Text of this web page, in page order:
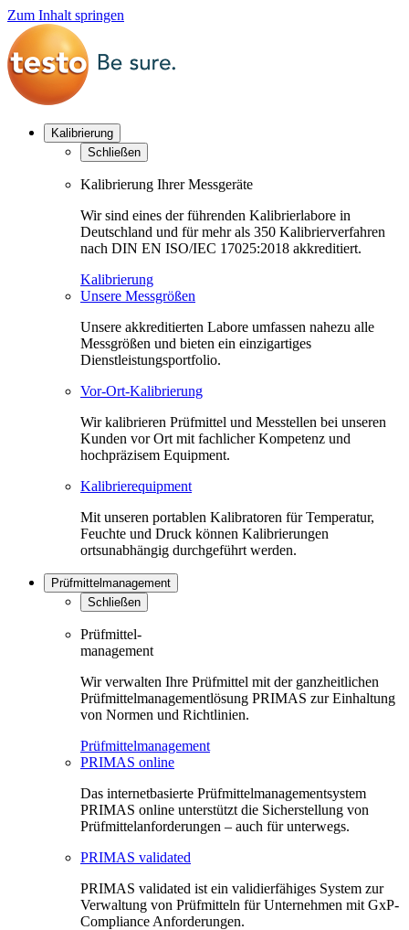
Zum Inhalt springen
Kalibrierung
Schließen
Kalibrierung Ihrer Messgeräte
Wir sind eines der führenden Kalibrierlabore in
Deutschland und für mehr als 350 Kalibrierverfahren
nach DIN EN ISO/IEC 17025:2018 akkreditiert.
Kalibrierung
Unsere Messgrößen
Unsere akkreditierten Labore umfassen nahezu alle
Messgrößen und bieten ein einzigartiges
Dienstleistungsportfolio.
Vor-Ort-Kalibrierung
Wir kalibrieren Prüfmittel und Messtellen bei unseren
Kunden vor Ort mit fachlicher Kompetenz und
hochpräzisem Equipment.
Kalibrierequipment
Mit unseren portablen Kalibratoren für Temperatur,
Feuchte und Druck können Kalibrierungen
ortsunabhängig durchgeführt werden.
Prüfmittelmanagement
Schließen
Prüfmittel-
management
Wir verwalten Ihre Prüfmittel mit der ganzheitlichen
Prüfmittelmanagementlösung PRIMAS zur Einhaltung
von Normen und Richtlinien.
Prüfmittelmanagement
PRIMAS online
Das internetbasierte Prüfmittelmanagementsystem
PRIMAS online unterstützt die Sicherstellung von
Prüfmittelanforderungen – auch für unterwegs.
PRIMAS validated
PRIMAS validated ist ein validierfähiges System zur
Verwaltung von Prüfmitteln für Unternehmen mit GxP-
Compliance Anforderungen.